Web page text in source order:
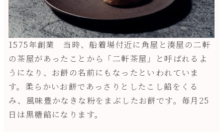
1575年創業 当時、船着場付近に角屋と湊屋の二軒
の茶屋があったことから「二軒茶屋」と呼ばれるよ
うになり、お餅の名前にもなったといわれていま
す。柔らかいお餅であっさりとしたこし餡をくる
み、風味豊かなきな粉をまぶしたお餅です。毎月25
日は黒糖餡になります。